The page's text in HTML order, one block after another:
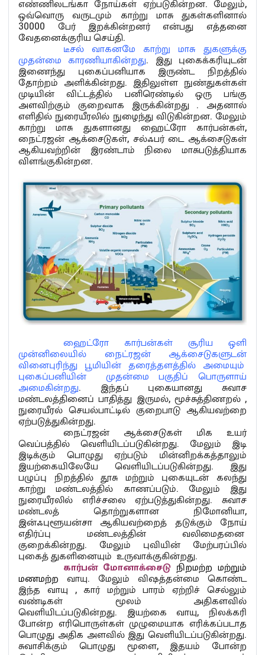
எண்ணிலடங்கா நோய்கள் ஏற்படுகின்றன. மேலும்,
ஒவ்வொரு வருடமும் காற்று மாசு துகள்களினால்
30000 பேர் இறக்கின்றனர் என்பது எத்தனை
வேதனைக்குரிய செய்தி.
டீசல் வாகனமே காற்று மாசு துகளுக்கு
முதன்மை காரணியாகின்றது. இது புகைக்கரியுடன்
இணைந்து புகைப்பனியாக இருண்ட நிறத்தில்
தோற்றம் அளிக்கின்றது. இதிலுள்ள நுண்துகள்கள்
முடியின் விட்டத்தில் பனிரெண்டில் ஒரு பங்கு
அளவிற்கும் குறைவாக இருக்கின்றது . அதனால்
எளிதில் நுரையீரலில் நுழைந்து விடுகின்றன. மேலும்
காற்று மாசு துகளானது ஹைட்ரோ கார்பன்கள்,
நைட்ரஜன் ஆக்சைடுகள், சல்ஃபர் டை ஆக்சைடுகள்
ஆகியவற்றின் இரண்டாம் நிலை மாசுபடுத்தியாக
விளங்குகின்றன.
ஹைட்ரோ கார்பன்கள் சூரிய ஒளி
முன்னிலையில் நைட்ரஜன் ஆக்சைடுகளுடன்
வினைபுரிந்து பூமியின் தரைத்தளத்தில் அமையும்
புகைப்பனியின் முதன்மை பகுதிப் பொருளாய்
அமைகின்றது. இந்தப் புகையானது சுவாச
மண்டலத்தினைப் பாதித்து இருமல், மூச்சுத்திணறல் ,
நுரையீரல் செயல்பாட்டில் குறைபாடு ஆகியவற்றை
ஏற்படுத்துகின்றது.
நைட்ரஜன் ஆக்சைடுகள் மிக உயர்
வெப்பத்தில் வெளியிடப்படுகின்றது. மேலும் இடி
இடிக்கும் பொழுது ஏற்படும் மின்னிறக்கத்தாலும்
இயற்கையிலேயே வெளியிடப்படுகின்றது. இது
பழுப்பு நிறத்தில் தூசு மற்றும் புகையுடன் கலந்து
காற்று மண்டலத்தில் காணப்படும். மேலும் இது
நுரையீரலில் எரிச்சலை ஏற்படுத்துகின்றது. சுவாச
மண்டலத் தொற்றுகளான நிமோனியா,
இன்ஃபுளூயன்சா ஆகியவற்றைத் தடுக்கும் நோய்
எதிர்ப்பு மண்டலத்தின் வலிமைதனை
குறைக்கின்றது. மேலும் புவியின் மேற்பரப்பில்
புகைத் துகளினையும் உருவாக்குகின்றது.
கார்பன் மோனாக்சைடுநிறமற்ற மற்றும்
மணமற்ற வாயு. மேலும் விஷத்தன்மை கொண்ட
இந்த வாயு , கார் மற்றும் பாரம் ஏற்றிச் செல்லும்
வண்டிகள் மூலம் அதிகளவில்
வெளியிடப்படுகின்றது. இயற்கை வாயு, நிலக்கரி
போன்ற எரிபொருள்கள் முழுமையாக எரிக்கப்படாத
பொழுது அதிக அளவில் இது வெளியிடப்படுகின்றது.
சுவாசிக்கும் பொழுது மூளை, இதயம் போன்ற